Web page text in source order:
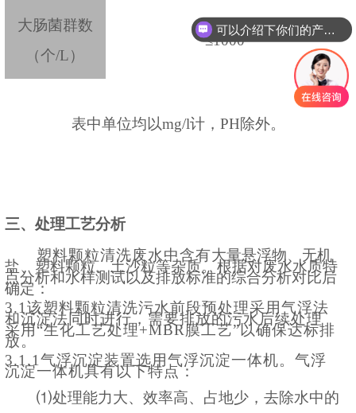
大肠菌群数
（个/L）
≤1000
表中单位均以mg/l计， PH除外。
三、处理工艺分析
塑料颗粒清洗废水中含有大量悬浮物、无机
盐、塑料颗粒、土沙粒等杂质。根据对废水水质特
点分析和水样测试以及排放标准的综合分析对比后
确定：
3.1该塑料颗粒清洗污水前段预处理采用气浮法
和沉淀法同时进行，需要排放的污水后续处理
采用“生化工艺处理+MBR膜工艺”以确保达标排
放。
3.1.1气浮沉淀装置选用气浮沉淀一体机。气浮
沉淀一体机具有以下特点：
⑴处理能力大、效率高、占地少，去除水中的
你们是怎么收费的呢